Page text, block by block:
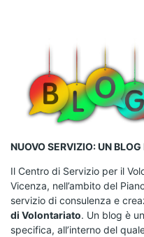
NUOVO SERVIZIO:UN
Il Centro di Servizio per il
Vicenza, nell’ambito del
servizio di consulenza e
di Volontariato. Un blog è
specifica, all’interno del